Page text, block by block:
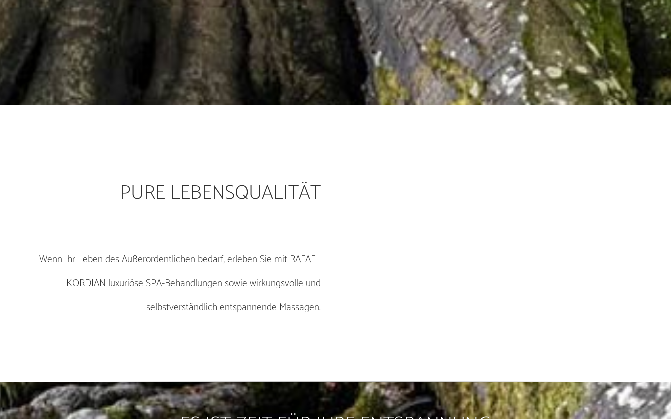
PURE LEBENSQUALITÄT
Wenn Ihr Leben des Außerordentlichen bedarf, erleben Sie mit RAFAEL
KORDIAN luxuriöse SPA-Behandlungen sowie wirkungsvolle und
selbstverständlich entspannende Massagen.